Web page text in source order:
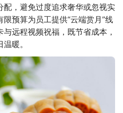
配，避免过度追求奢华或忽视实
预算为员工提供“云端赏月”线
与远程视频祝福，既节省成本，
暖。